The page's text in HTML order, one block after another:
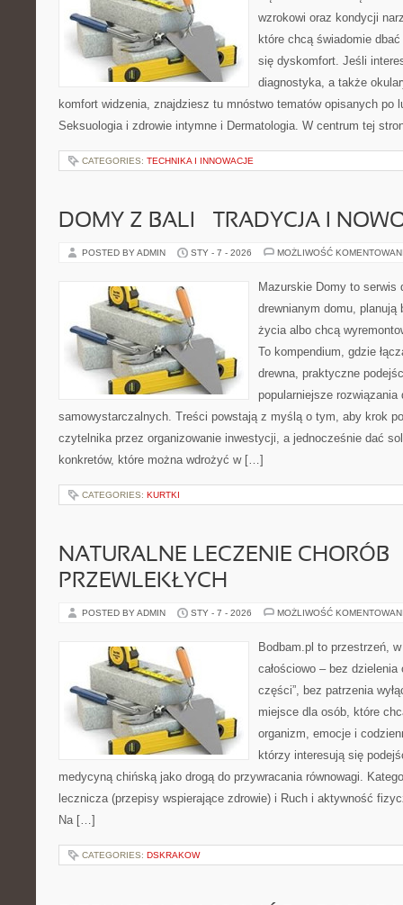
wzrokowi oraz kondycji
które chcą świadomie
się dyskomfort. Jeśli
diagnostyka, a także
komfort widzenia, znajdziesz tu mnóstwo tematów opisanych po
Seksuologia i zdrowie intymne i Dermatologia. W centrum tej
CATEGORIES: TECHNIKA I INNOWACJE
DOMY Z BALI – TRADYCJA I
POSTED BY ADMIN STY - 7 - 2026 MOŻLIWOŚĆ
Mazurskie Domy to serwis
drewnianym domu, planują
życia albo chcą
To kompendium, gdzie
drewna, praktyczne
popularniejsze rozwiązania
samowystarczalnych. Treści powstają z myślą o tym, aby krok
czytelnika przez organizowanie inwestycji, a jednocześnie dać
konkretów, które można wdrożyć w […]
CATEGORIES: KURTKI
NATURALNE LECZENIE CHORÓB
PRZEWLEKŁYCH
POSTED BY ADMIN STY - 7 - 2026 MOŻLIWOŚĆ
Bodbam.pl to przestrzeń,
całościowo – bez dzielenia
części”, bez patrzenia
miejsce dla osób, które
organizm, emocje i
którzy interesują się
medycyną chińską jako drogą do przywracania równowagi.
lecznicza (przepisy wspierające zdrowie) i Ruch i aktywność
Na […]
CATEGORIES: DSKRAKOW